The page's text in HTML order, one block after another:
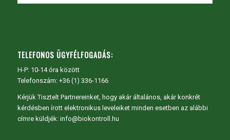
TELEFONOS ÜGYFÉLFOGADÁS:
H-P: 10-14 óra között
Telefonszám: +36 (1) 336-1166
Kérjük Tisztelt Partnereinket, hogy akár általános, akár konkrét
kérdésben írott elektronikus leveleiket minden esetben az alábbi
címre küldjék: info@biokontroll.hu